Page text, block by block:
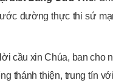
đường thực thi sứ
cầu xin Chúa, ban cho
thánh thiện, trung tín